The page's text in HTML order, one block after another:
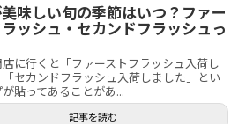
味しい旬の季節はいつ？ファー
ッシュ・セカンドフラッシュっ
に行くと「ファーストフラッシュ入荷し
「セカンドフラッシュ入荷しました」とい
貼ってあることがあ...
記事を読む